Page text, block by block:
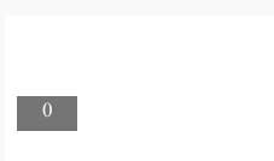
0